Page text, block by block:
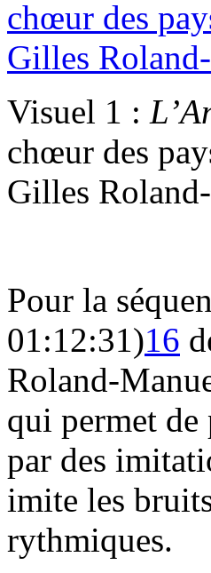
Visuel 1 :
chœur des
Gilles
Pour la
01:12:31)16
Roland-
qui permet de
par des
imite les
rythmiques.